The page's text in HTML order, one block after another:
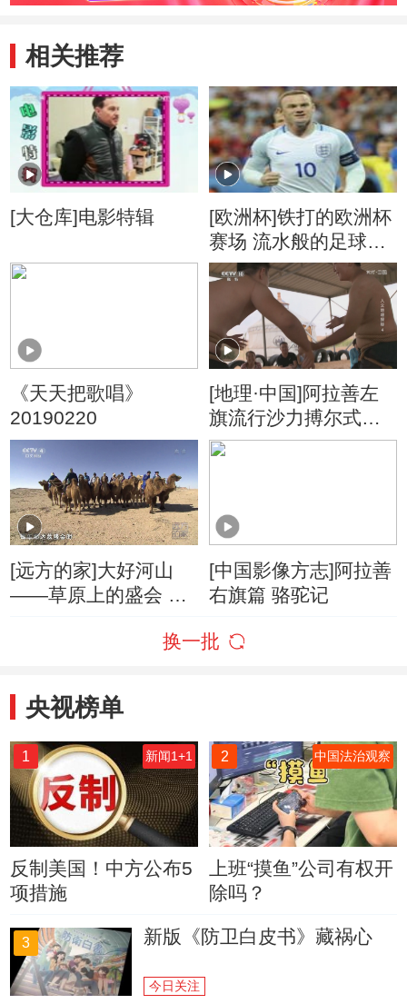
相关推荐
[大仓库]电影特辑
[欧洲杯]铁打的欧洲杯
赛场 流水般的足球名
将
《天天把歌唱》
20190220
[地理·中国]阿拉善左
旗流行沙力搏尔式摔
跤
[远方的家]大好河山
——草原上的盛会 骆
[中国影像方志]阿拉善
右旗篇 骆驼记
换一批
央视榜单
1 新闻1+1
反制美国！中方公布5
项措施
2 中国法治观察
上班“摸鱼”公司有权开
除吗？
3 新版《防卫白皮书》藏祸心
今日关注